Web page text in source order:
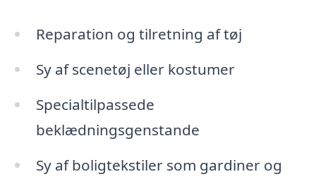
Reparation og tilretning af tøj
Sy af scenetøj eller kostumer
Specialtilpassede
beklædningsgenstande
Sy af boligtekstiler som gardiner og